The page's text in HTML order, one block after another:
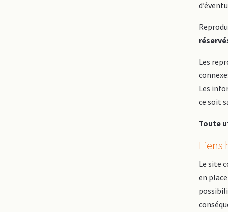
Les
Les
ce soit
Toute
Liens
Le site
en